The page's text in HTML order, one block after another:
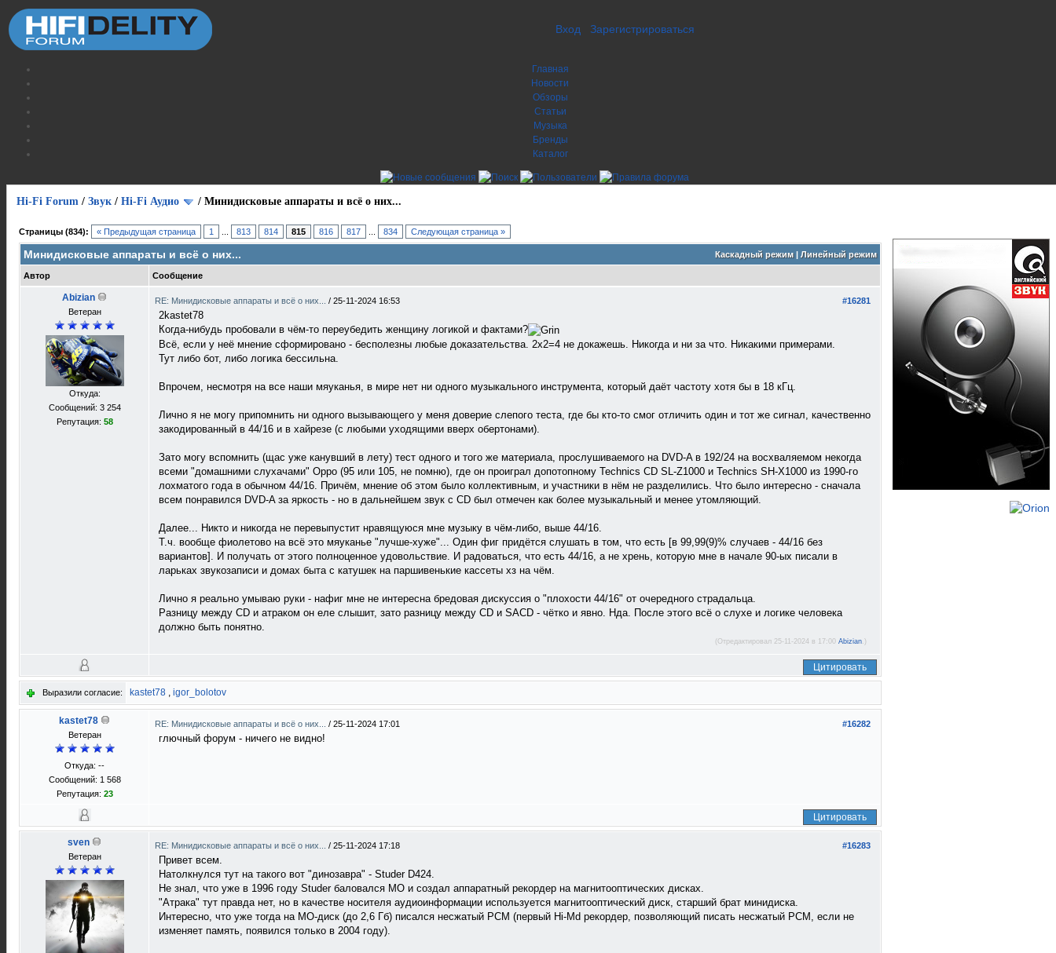
Вход Зарегистрироваться
Главная
Новости
Обзоры
Статьи
Музыка
Бренды
Каталог
Hi-Fi Forum / Звук / Hi-Fi Аудио / Минидисковые аппараты и всё о них...
Страницы (834): « Предыдущая страница 1 813 814 815 816 817 834 Следующая страница »
Каскадный режим| Линейный режим
Минидисковые аппараты и всё о них...
Автор Сообщение
Abizian
Ветеран
Откуда:
Сообщений: 3 254
Репутация: 58
#16281
RE: Минидисковые аппараты и всё о них... / 25-11-2024 16:53
2kastet78
Когда-нибудь пробовали в чём-то переубедить женщину логикой и фактами?
Всё, если у неё мнение сформировано - бесполезны любые доказательства. 2х2=4 не докажешь. Никогда и ни за что. Никакими примерами.
Тут либо бот, либо логика бессильна.
Впрочем, несмотря на все наши мяуканья, в мире нет ни одного музыкального инструмента, который даёт частоту хотя бы в 18 кГц.
Лично я не могу припомнить ни одного вызывающего у меня доверие слепого теста, где бы кто-то смог отличить один и тот же сигнал, качественно
закодированный в 44/16 и в хайрезе (с любыми уходящими вверх обертонами).
Зато могу вспомнить (щас уже канувший в лету) тест одного и того же материала, прослушиваемого на DVD-A в 192/24 на восхваляемом некогда
всеми "домашними слухачами" Oppo (95 или 105, не помню), где он проиграл допотопному Technics CD SL-Z1000 и Technics SH-X1000 из 1990-го
лохматого года в обычном 44/16. Причём, мнение об этом было коллективным, и участники в нём не разделились. Что было интересно - сначала
всем понравился DVD-A за яркость - но в дальнейшем звук с CD был отмечен как более музыкальный и менее утомляющий.
Далее... Никто и никогда не перевыпустит нравящуюся мне музыку в чём-либо, выше 44/16.
Т.ч. вообще фиолетово на всё это мяуканье "лучше-хуже"... Один фиг придётся слушать в том, что есть [в 99,99(9)% случаев - 44/16 без
вариантов]. И получать от этого полноценное удовольствие. И радоваться, что есть 44/16, а не хрень, которую мне в начале 90-ых писали в
ларьках звукозаписи и домах быта с катушек на паршивенькие кассеты хз на чём.
Лично я реально умываю руки - нафиг мне не интересна бредовая дискуссия о "плохости 44/16" от очередного страдальца.
Разницу между CD и атраком он еле слышит, зато разницу между CD и SACD - чётко и явно. Нда. После этого всё о слухе и логике человека
должно быть понятно.
(Отредактировал 25-11-2024 в 17:00 Abizian .)
Цитировать
Выразили согласие: kastet78 , igor_bolotov
kastet78
Ветеран
Откуда: --
Сообщений: 1 568
Репутация: 23
#16282
RE: Минидисковые аппараты и всё о них... / 25-11-2024 17:01
глючный форум - ничего не видно!
Цитировать
sven
Ветеран
#16283
RE: Минидисковые аппараты и всё о них... / 25-11-2024 17:18
Привет всем.
Натолкнулся тут на такого вот "динозавра" - Studer D424.
Не знал, что уже в 1996 году Studer баловался МО и создал аппаратный рекордер на магнитооптических дисках.
"Атрака" тут правда нет, но в качестве носителя аудиоинформации используется магнитооптический диск, старший брат минидиска.
Интересно, что уже тогда на МО-диск (до 2,6 Гб) писался несжатый PCM (первый Hi-Md рекордер, позволяющий писать несжатый PCM, если не
изменяет память, появился только в 2004 году).